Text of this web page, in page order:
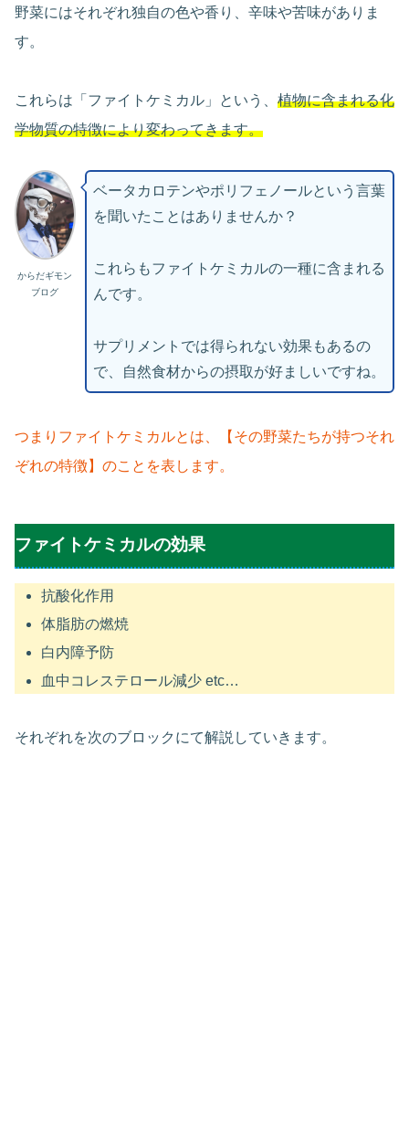
野菜にはそれぞれ独自の色や香り、辛味や苦味がありま
す。
これらは「ファイトケミカル」という、 植物に含まれる化
学物質の特徴により変わってきます。
からだギモン
ブログ
ベータカロテンやポリフェノールという言葉
を聞いたことはありませんか？
これらもファイトケミカルの一種に含まれる
んです。
サプリメントでは得られない効果もあるの
で、自然食材からの摂取が好ましいですね。
つまりファイトケミカルとは、【その野菜たちが持つそれ
ぞれの特徴】のことを表します。
ファイトケミカルの効果
抗酸化作用
体脂肪の燃焼
白内障予防
血中コレステロール減少 etc…
それぞれを次のブロックにて解説していきます。